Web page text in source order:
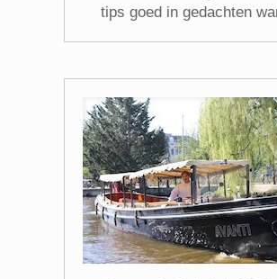
tips goed in gedachten